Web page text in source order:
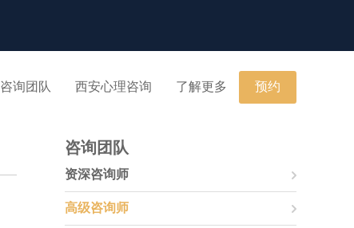
咨询团队 西安心理咨询 了解更多 预约
咨询团队
资深咨询师
高级咨询师